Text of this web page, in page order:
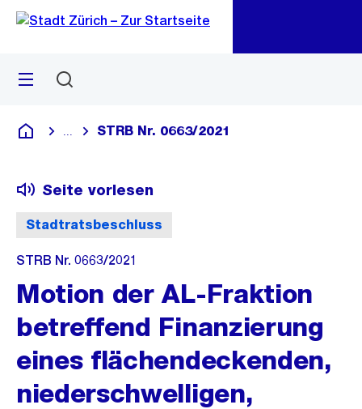
Navigation
Sprunglink
Menü
Deutsch
Blende alle Breadcrumbs ein
STRB Nr. 0663/2021
Stadtratsbeschluss
Seite vorlesen
STRB Nr. 0663/2021
Motion der AL-Fraktion
betreffend Finanzierung
eines flächendeckenden,
niederschwelligen,